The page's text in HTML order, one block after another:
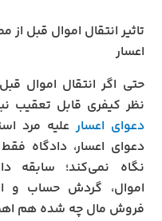
تاثیر انتقال اموال قبل از
اعسار
حتی اگر انتقال اموال
نظر کیفری قابل تعقیب
دعوای اعسار علیه مرد
دعوای اعسار، دادگاه
نگاه نمی‌کند؛ سابقه
اموال، گردش حساب و
فروش مال چه شده هم